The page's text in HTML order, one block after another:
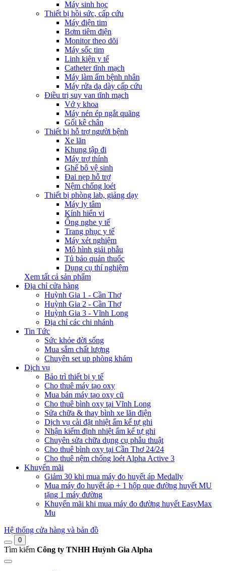
Máy sinh học
Thiết bị hồi sức, cấp cứu
Máy điện tim
Bơm tiêm điện
Monitor theo dõi
Máy sốc tim
Linh kiện y tế
Catheter tĩnh mạch
Máy làm ấm bệnh nhân
Máy rửa dạ dày cấp cứu
Điều trị suy van tĩnh mạch
Vớ y khoa
Máy nén ép ngắt quãng
Gối kê chân
Thiết bị hỗ trợ người bệnh
Xe lăn
Khung tập đi
Máy trợ thính
Ghế bô vệ sinh
Đai nẹp hỗ trợ
Nệm chống loét
Thiết bị phòng lab, giảng dạy
Máy ly tâm
Kính hiển vi
Ống nghe y tế
Trang phục y tế
Máy xét nghiệm
Mô hình giải phẫu
Tủ bảo quản thuốc
Dụng cụ thí nghiệm
Xem tất cả sản phẩm
Địa chỉ cửa hàng
Huỳnh Gia 1 - Cần Thơ
Huỳnh Gia 2 - Cần Thơ
Huỳnh Gia 3 - Vĩnh Long
Địa chỉ các chi nhánh
Tin Tức
Sức khỏe đời sống
Mua sắm chất lượng
Chuyên set up phòng khám
Dịch vụ
Bảo trì thiết bị y tế
Cho thuê máy tạo oxy
Mua bán máy tạo oxy cũ
Cho thuê bình oxy tại Vĩnh Long
Sửa chữa & thay bình xe lăn điện
Dịch vụ cài đặt nhiệt ẩm kế tự ghi
Nhận kiểm định nhiệt ẩm kế tự ghi
Chuyên sửa chữa dụng cụ phẫu thuật
Cho thuê bình oxy tại Cần Thơ 24/24
Cho thuê nệm chống loét Alpha Active 3
Khuyến mãi
Giảm 30 khi mua máy đo huyết áp Medally
Mua máy đo huyết áp + 1 hộp que đường huyết MU
tặng 1 máy đường
Khuyến mãi khi mua máy đo đường huyết EasyMax
Mu
Hệ thống cửa hàng và bản đồ
0
Tìm kiếm Công ty TNHH Huỳnh Gia Alpha